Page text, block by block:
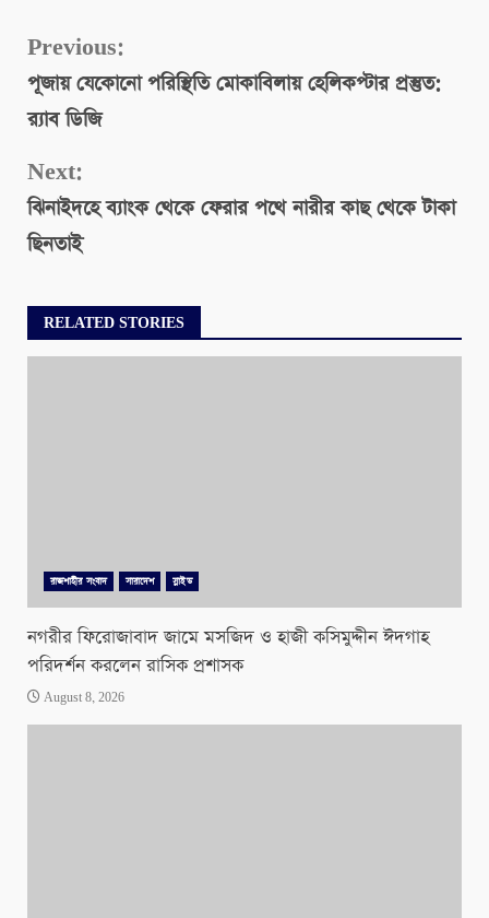
Continue
Reading
Previous:
পূজায় যেকোনো পরিস্থিতি মোকাবিলায় হেলিকপ্টার প্রস্তুত:
র‍্যাব ডিজি
Next:
ঝিনাইদহে ব্যাংক থেকে ফেরার পথে নারীর কাছ থেকে টাকা
ছিনতাই
RELATED STORIES
রাজশাহীর সংবাদ সারাদেশ স্লাইড
নগরীর ফিরোজাবাদ জামে মসজিদ ও হাজী কসিমুদ্দীন ঈদগাহ
পরিদর্শন করলেন রাসিক প্রশাসক
August 8, 2026